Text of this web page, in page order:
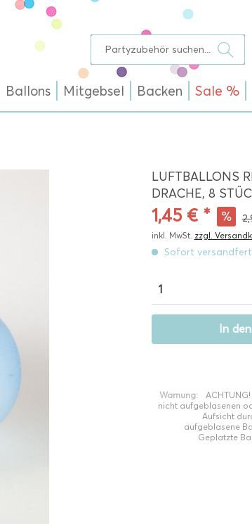
Ballons Mitgebsel Backen Sale %
LUFTBALLONS
DRACHE, 8
1,45 € *
inkl. MwSt. zzgl.
Sofort
In den
Warnung:
nicht aufgeblasenen
Aufsicht
aufgeblasene
Geplatzte